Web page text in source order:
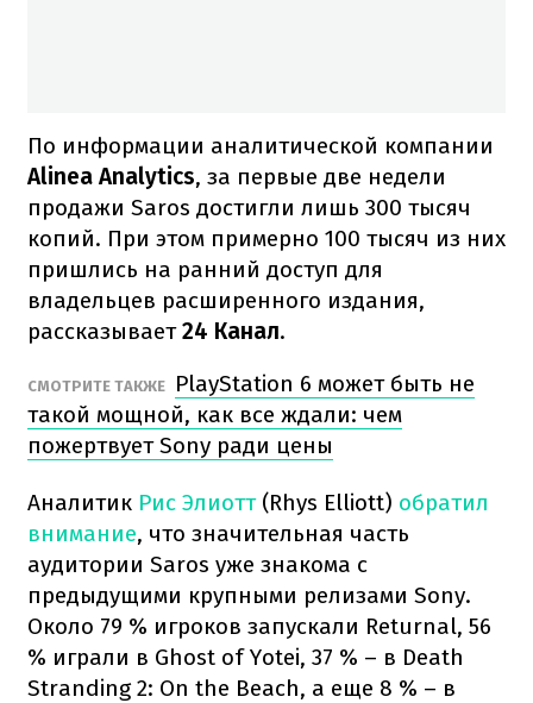
По информации аналитической компании
Alinea Analytics, за первые две недели
продажи Saros достигли лишь 300 тысяч
копий. При этом примерно 100 тысяч из них
пришлись на ранний доступ для
владельцев расширенного издания,
рассказывает24 Канал.
СМОТРИТЕ ТАКЖЕ
PlayStation 6 может быть не
такой мощной, как все ждали: чем
пожертвует Sony ради цены
Аналитик Рис Элиотт(Rhys Elliott) обратил
внимание, что значительная часть
аудитории Saros уже знакома с
предыдущими крупными релизами Sony.
Около 79 % игроков запускали Returnal, 56
% играли в Ghost of Yotei, 37 % – в Death
Stranding 2: On the Beach, а еще 8 % – в